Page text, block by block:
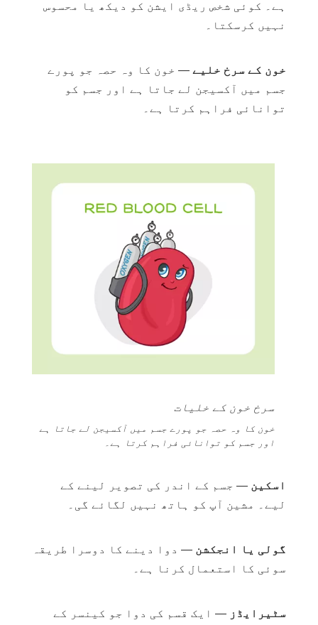
ہے۔ کوئی شخص ریڈی ایشن کو دیکھ یا محسوس
نہیں کرسکتا۔
خون کے سرخ خلیے — خون کا وہ حصہ جو پورے
جسم میں آکسیجن لے جاتا ہے اور جسم کو
توانائی فراہم کرتا ہے۔
سرخ خون کے خلیات
خون کا وہ حصہ جو پورے جسم میں آکسیجن لے جاتا ہے
اور جسم کو توانائی فراہم کرتا ہے۔
اسکین — جسم کے اندر کی تصویر لینے کے
لیے۔ مشین آپ کو ہاتھ نہیں لگائے گی۔
گولی یا انجکشن — دوا دینے کا دوسرا طریقہ
سوئی کا استعمال کرنا ہے۔
سٹیرایڈز — ایک قسم کی دوا جو کینسر کے